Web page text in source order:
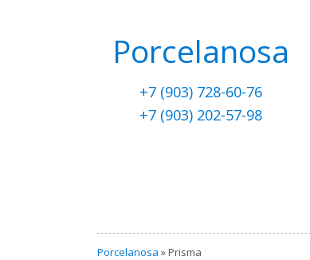
Porcelanosa
+7 (903) 728-60-76
+7 (903) 202-57-98
Porcelanosa » Prisma